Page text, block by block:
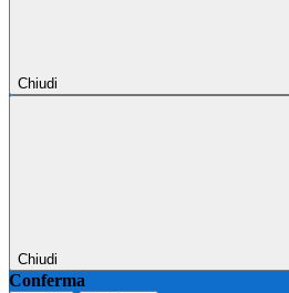
Chiudi
Chiudi
Conferma